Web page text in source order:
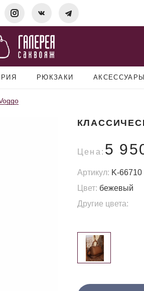
РЮКЗАКИ АКСЕССУАРЫ
Цена: 5
Артикул: K-66710
Цвет: бежевый
Другие цвета: